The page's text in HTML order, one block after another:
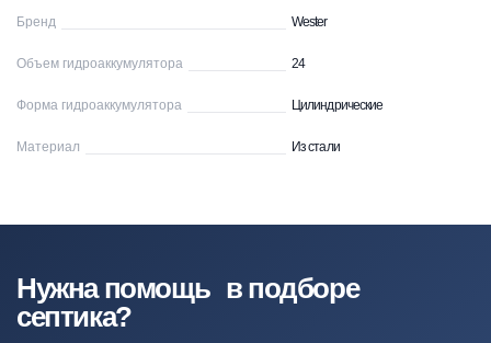
Бренд Wester
Объем гидроаккумулятора 24
Форма гидроаккумулятора Цилиндрические
Материал Из стали
Нужна помощь в подборе
септика?